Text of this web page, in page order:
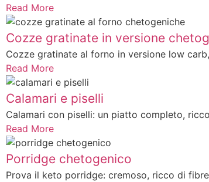
Read More
Cozze gratinate in versione
Cozze gratinate al forno in versione low
Read More
Calamari e piselli
Calamari con piselli: un piatto completo,
Read More
Porridge chetogenico
Prova il keto porridge: cremoso, ricco di